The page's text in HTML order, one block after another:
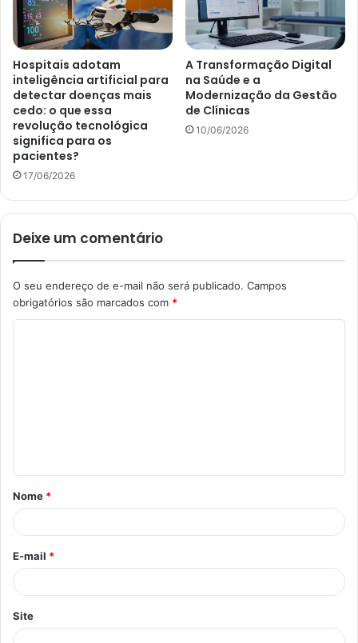
Hospitais adotam
inteligência artificial para
detectar doenças mais
cedo: o que essa
revolução tecnológica
significa para os
pacientes?
17/06/2026
A Transformação Digital
na Saúde e a
Modernização da Gestão
de Clínicas
10/06/2026
Deixe um comentário
O seu endereço de e-mail não será publicado. Campos
obrigatórios são marcados com *
á
r
*
Nome *
E-mail *
Site